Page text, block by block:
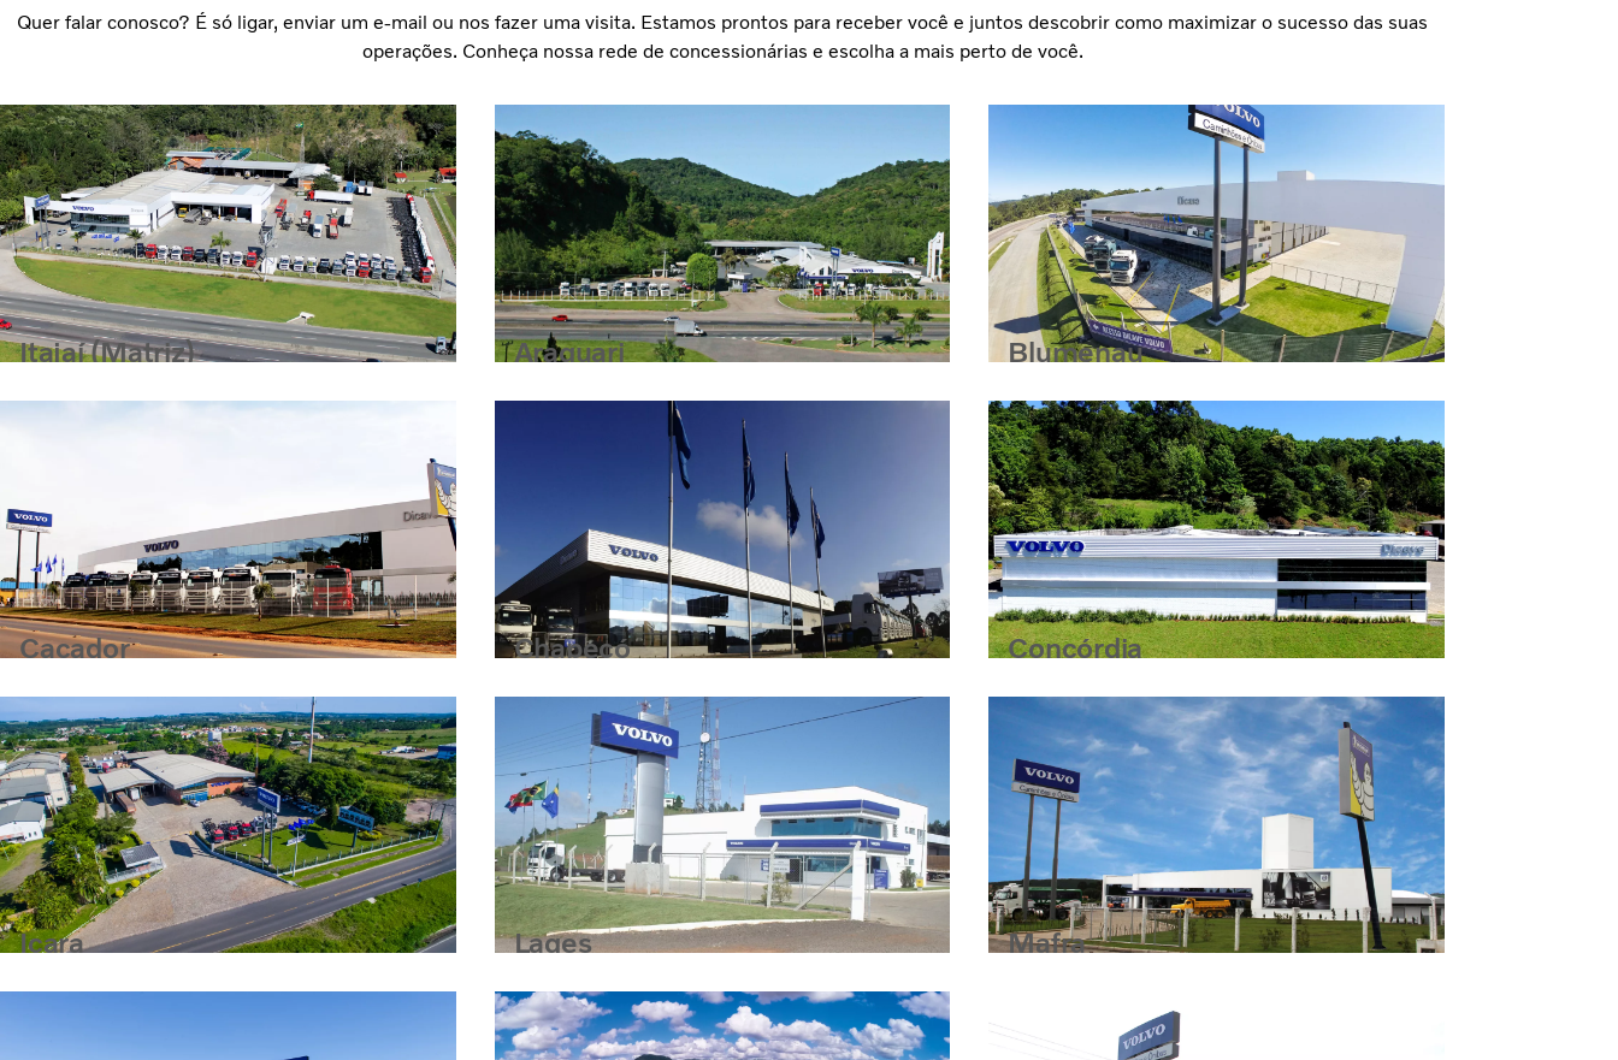
Quer falar conosco? É só ligar, enviar um e-mail ou nos fazer uma visita. Estamos prontos para receber você e juntos descobrir como maximizar o sucesso das suas
operações. Conheça nossa rede de concessionárias e escolha a mais perto de você.
Itajaí (Matriz) Araquari Blumenau
Caçador Chapecó Concórdia
Içara Lages Mafra